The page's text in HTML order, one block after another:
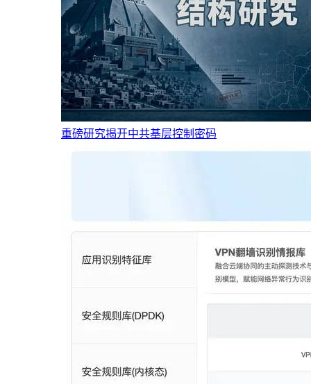
重磅研究揭开中共基层控制密码